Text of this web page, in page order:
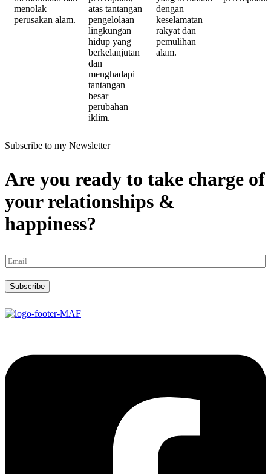
menolak
perusakan alam.
atas tantangan
pengelolaan
lingkungan
hidup yang
berkelanjutan
dan
menghadapi
tantangan
besar
perubahan
iklim.
dengan
keselamatan
rakyat dan
pemulihan
alam.
Subscribe to my Newsletter
Are you ready to take charge of
your relationships &
happiness?
Subscribe